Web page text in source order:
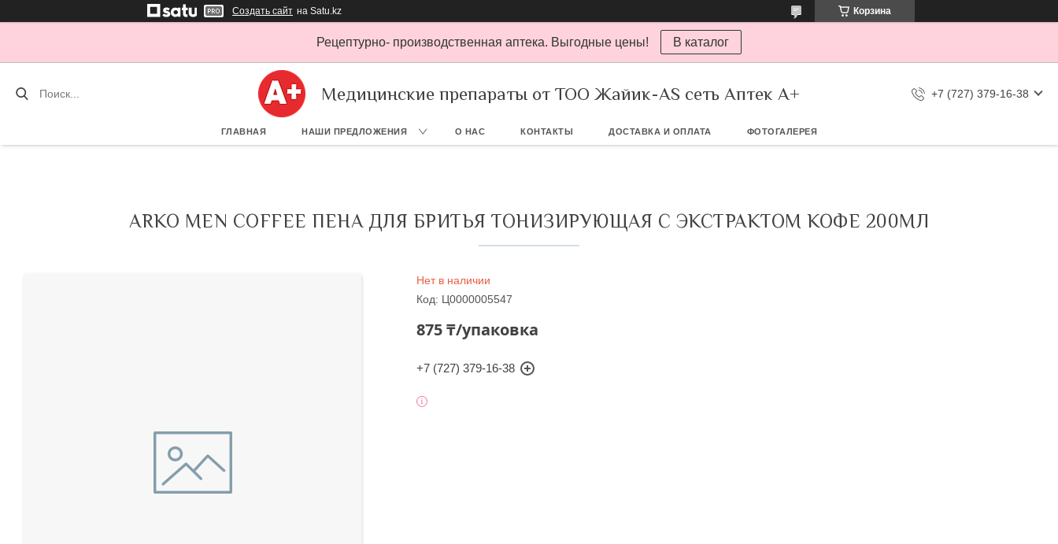
Создать сайт на Satu.kz Корзина
Рецептурно- производственная аптека. Выгодные цены! В каталог
Медицинские препараты от ТОО Жайик-AS сеть Аптек А+ +7 (727) 379-16-38
ГЛАВНАЯ НАШИ ПРЕДЛОЖЕНИЯ О НАС КОНТАКТЫ ДОСТАВКА И ОПЛАТА ФОТОГАЛЕРЕЯ
ARKO MEN COFFEE ПЕНА ДЛЯ БРИТЬЯ ТОНИЗИРУЮЩАЯ С ЭКСТРАКТОМ КОФЕ 200МЛ
Нет в наличии
Код: Ц0000005547
875 ₸/упаковка
+7 (727) 379-16-38